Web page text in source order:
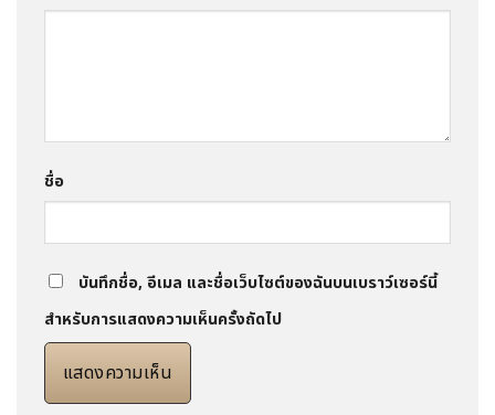
ชื่อ
บันทึกชื่อ, อีเมล และชื่อเว็บไซต์ของฉันบนเบราว์เซอร์นี้
สำหรับการแสดงความเห็นครั้งถัดไป